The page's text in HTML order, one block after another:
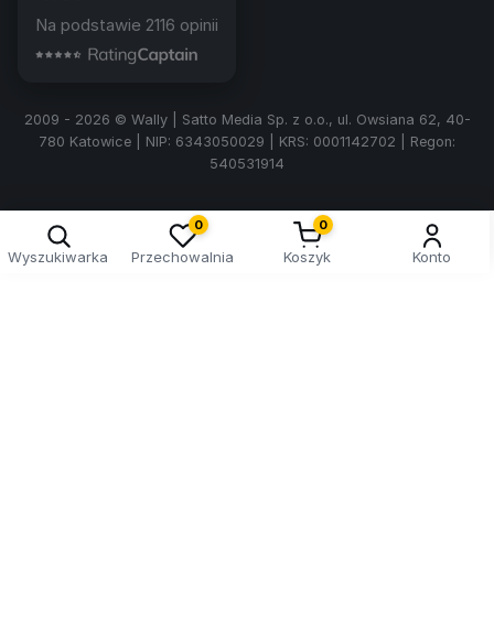
Na podstawie 2116 opinii
2009 - 2026 © Wally | Satto Media Sp. z o.o., ul. Owsiana 62, 40-
780 Katowice | NIP: 6343050029 | KRS: 0001142702 | Regon:
540531914
Wyszukiwarka
0
Przechowalnia
0
Koszyk Konto